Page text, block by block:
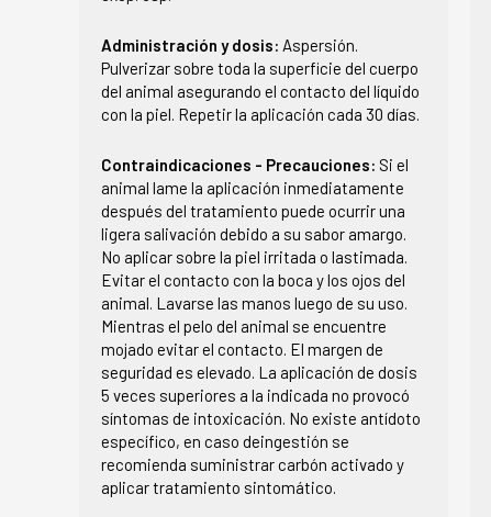
Administración y dosis: Aspersión.
Pulverizar sobre toda la superficie del cuerpo
del animal asegurando el contacto del líquido
con la piel. Repetir la aplicación cada 30 días.
Contraindicaciones - Precauciones: Si el
animal lame la aplicación inmediatamente
después del tratamiento puede ocurrir una
ligera salivación debido a su sabor amargo.
No aplicar sobre la piel irritada o lastimada.
Evitar el contacto con la boca y los ojos del
animal. Lavarse las manos luego de su uso.
Mientras el pelo del animal se encuentre
mojado evitar el contacto. El margen de
seguridad es elevado. La aplicación de dosis
5 veces superiores a la indicada no provocó
síntomas de intoxicación. No existe antídoto
específico, en caso deingestión se
recomienda suministrar carbón activado y
aplicar tratamiento sintomático.